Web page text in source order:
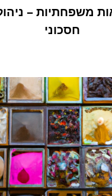
משפחתיות –
חסכוני